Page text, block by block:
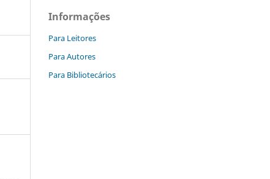
Informações
Para Leitores
Para Autores
Para Bibliotecários